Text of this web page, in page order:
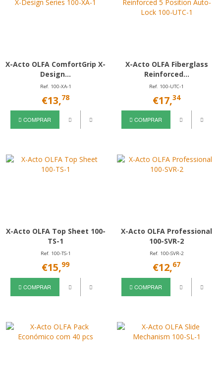
X-Acto OLFA ComfortGrip X-
Design...
Ref. 100-XA-1
€13,78
COMPRAR
X-Acto OLFA Fiberglass
Reinforced...
Ref. 100-UTC-1
€17,34
COMPRAR
X-Acto OLFA Top Sheet 100-
TS-1
Ref. 100-TS-1
€15,99
COMPRAR
X-Acto OLFA Professional
100-SVR-2
Ref. 100-SVR-2
€12,67
COMPRAR